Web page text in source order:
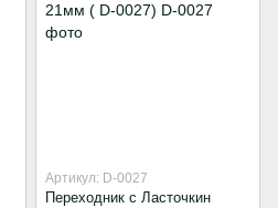
Артикул: D-0027
Переходник с Ласточкин